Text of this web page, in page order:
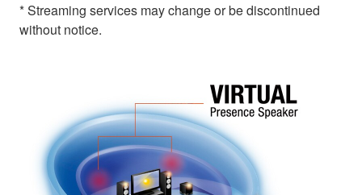
* Streaming services may change or be discontinued
without notice.